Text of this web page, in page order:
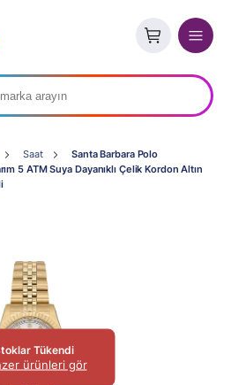
Saat
Santa Barbara Polo
5 ATM Suya Dayanıklı Çelik Kordon Altın
Tükendi
ürünleri gör